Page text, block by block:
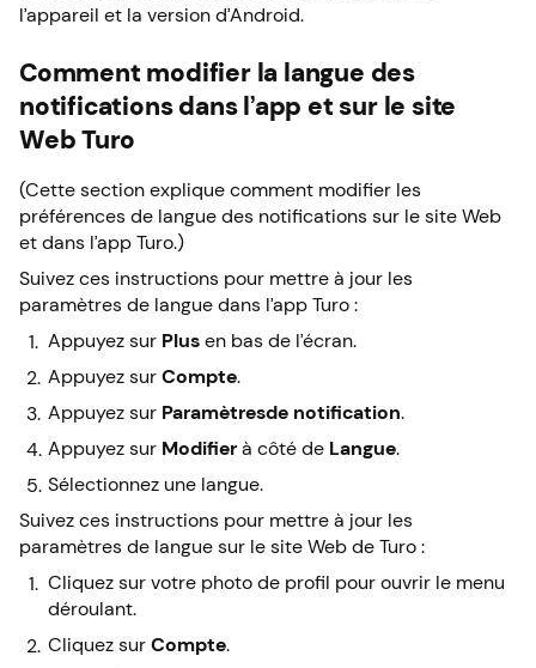
l’appareil et la version d’Android.
Comment modifier la langue des
notifications dans l’app et sur le site
Web Turo
(Cette section explique comment modifier les
préférences de langue des notifications sur le site Web
et dans l’app Turo.)
Suivez ces instructions pour mettre à jour les
paramètres de langue dans l’app Turo :
Appuyez sur Plus en bas de l’écran.
Appuyez sur Compte.
Appuyez sur Paramètresde notification.
Appuyez sur Modifier à côté de Langue.
Sélectionnez une langue.
Suivez ces instructions pour mettre à jour les
paramètres de langue sur le site Web de Turo :
Cliquez sur votre photo de profil pour ouvrir le menu
déroulant.
Cliquez sur Compte.